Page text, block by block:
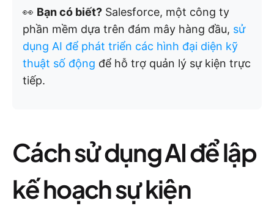
👀 Bạn có biết? Salesforce, một công ty
phần mềm dựa trên đám mây hàng đầu, sử
dụng AI để phát triển các hình đại diện kỹ
thuật số động để hỗ trợ quản lý sự kiện trực
tiếp.
Cách sử dụng AI để lập
kế hoạch sự kiện